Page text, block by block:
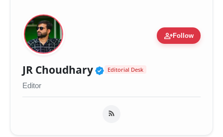
person_addFollow
JR Choudhary Verified Public Figure
Editorial Desk
Editor